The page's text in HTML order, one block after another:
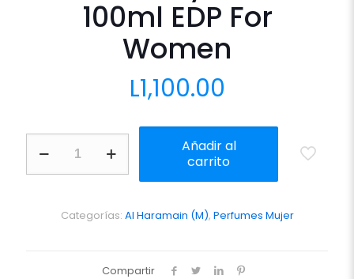
100ml EDP For
Women
L1,100.00
Rosa
by
Añadir al
carrito
Categorías: Al Haramain (M), Perfumes Mujer
Compartir